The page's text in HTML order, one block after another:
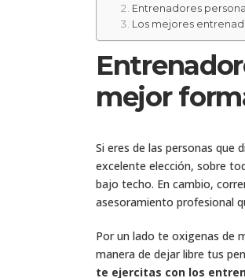
Entrenadores
Los mejores
mejor
Si eres de las personas que
excelente elección, sobre
bajo techo. En cambio,
asesoramiento profesional
Por un lado te oxigenas de
manera de dejar libre tus
te ejercitas con los